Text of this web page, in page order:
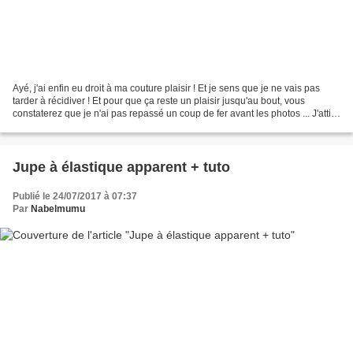
Ayé, j'ai enfin eu droit à ma couture plaisir ! Et je sens que je ne vais pas
tarder à récidiver ! Et pour que ça reste un plaisir jusqu'au bout, vous
constaterez que je n'ai pas repassé un coup de fer avant les photos ... J'attire
Jupe à élastique apparent + tuto
Publié le 24/07/2017 à 07:37
Par Nabelmumu